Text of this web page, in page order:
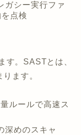
ガシー実行ファ
点検
す。SASTとは、
ます。
ルールで高速ス
深めのスキャ